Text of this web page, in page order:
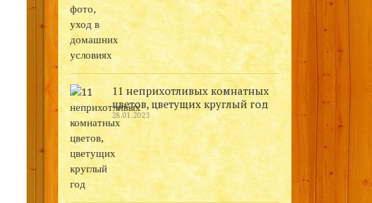
11 неприхотливых комнатных
цветов, цветущих круглый год
28.01.2023